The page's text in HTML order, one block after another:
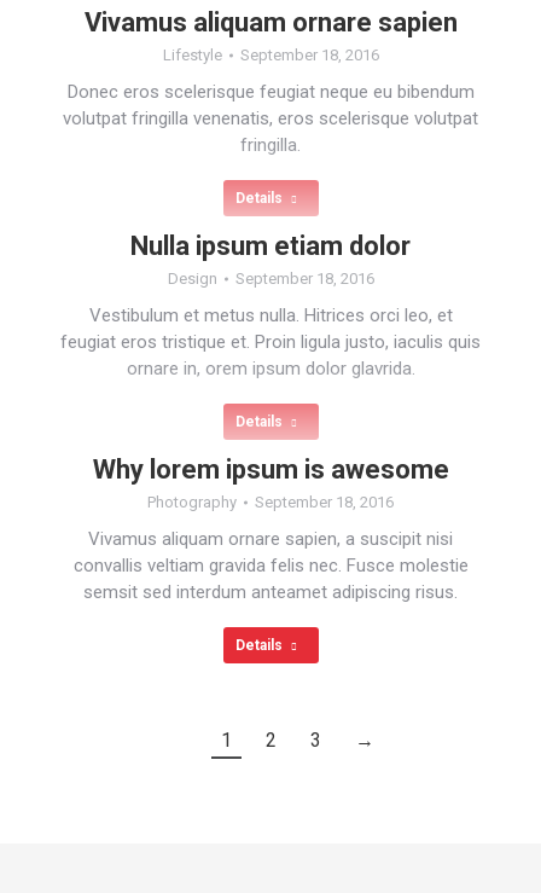
Vivamus aliquam ornare sapien
Lifestyle September 18, 2016
Donec eros scelerisque feugiat neque eu bibendum
volutpat fringilla venenatis, eros scelerisque volutpat
fringilla.
Details
Nulla ipsum etiam dolor
Design September 18, 2016
Vestibulum et metus nulla. Hitrices orci leo, et
feugiat eros tristique et. Proin ligula justo, iaculis quis
ornare in, orem ipsum dolor glavrida.
Details
Why lorem ipsum is awesome
Photography September 18, 2016
Vivamus aliquam ornare sapien, a suscipit nisi
convallis veltiam gravida felis nec. Fusce molestie
semsit sed interdum anteamet adipiscing risus.
Details
1 2 3 →